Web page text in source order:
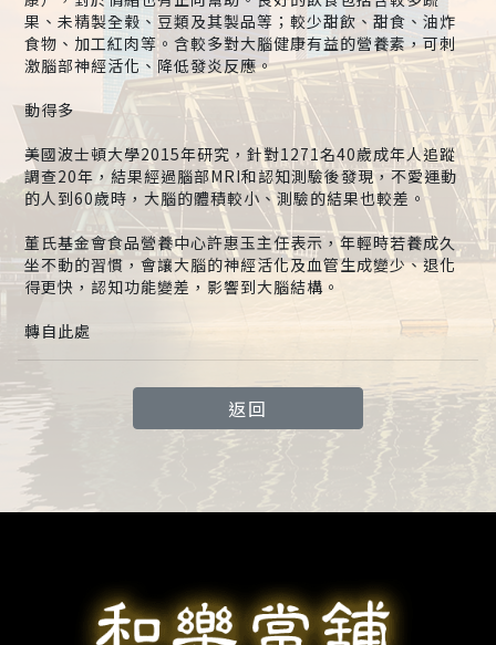
果、未精製全榖、豆類及其製品等；較少甜飲、甜食、油炸
食物、加工紅肉等。含較多對大腦健康有益的營養素，可刺
激腦部神經活化、降低發炎反應。
動得多
美國波士頓大學2015年研究，針對1271名40歲成年人追蹤
調查20年，結果經過腦部MRI和認知測驗後發現，不愛運動
的人到60歲時，大腦的體積較小、測驗的結果也較差。
董氏基金會食品營養中心許惠玉主任表示，年輕時若養成久
坐不動的習慣，會讓大腦的神經活化及血管生成變少、退化
得更快，認知功能變差，影響到大腦結構。
轉自此處
返回